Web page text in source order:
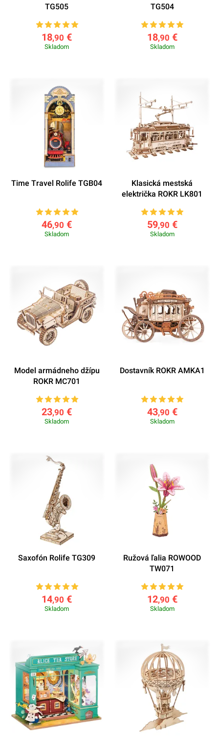
TG505
18,90 €
Skladom
TG504
18,90 €
Skladom
Time Travel Rolife TGB04
46,90 €
Skladom
Klasická mestská
električka ROKR LK801
59,90 €
Skladom
Model armádneho džípu
ROKR MC701
23,90 €
Skladom
Dostavník ROKR AMKA1
43,90 €
Skladom
Saxofón Rolife TG309
14,90 €
Skladom
Ružová ľalia ROWOOD
TW071
12,90 €
Skladom